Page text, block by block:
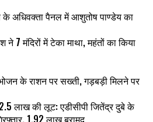
अधिवक्ता पैनल में आशुतोष पाण्डेय का
ने 7 मंदिरों में टेका माथा, महंतों का किया
के राशन पर सख्ती, गड़बड़ी मिलने पर
लाख की लूट: एडीसीपी जितेंद्र दुबे के
1.92 लाख बरामद